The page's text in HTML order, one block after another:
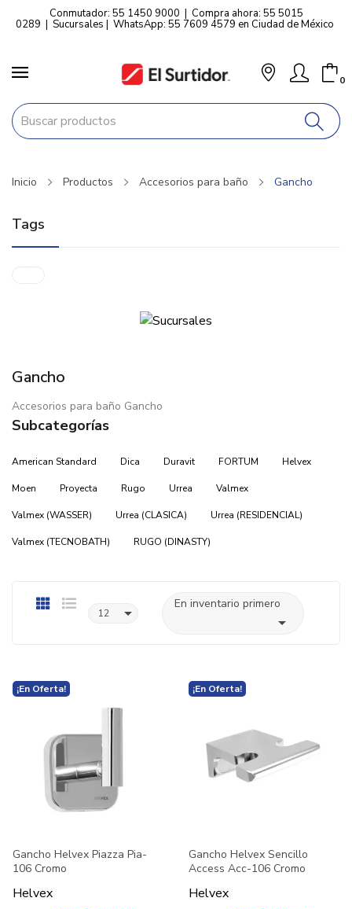
Conmutador: 55 1450 9000 | Compra ahora: 55 5015
0289 | Sucursales | WhatsApp: 55 7609 4579 en Ciudad de México
0
Inicio Productos Accesorios para baño Gancho
Tags
Gancho
Accesorios para baño Gancho
Subcategorías
American Standard Dica Duravit FORTUM Helvex
Moen Proyecta Rugo Urrea Valmex
Valmex (WASSER) Urrea (CLASICA) Urrea (RESIDENCIAL)
Valmex (TECNOBATH) RUGO (DINASTY)
12 
En inventario primero

¡En Oferta!
Gancho Helvex Piazza Pia-
106 Cromo
Helvex
¡En Oferta!
Gancho Helvex Sencillo
Access Acc-106 Cromo
Helvex